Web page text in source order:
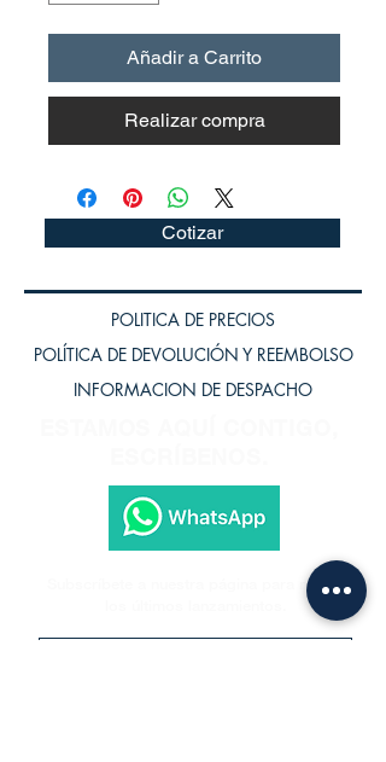
Añadir a Carrito
Realizar compra
Cotizar
POLITICA DE PRECIOS
POLÍTICA DE DEVOLUCIÓN Y REEMBOLSO
INFORMACION DE DESPACHO
Subscríbete a nuestra página para recibir